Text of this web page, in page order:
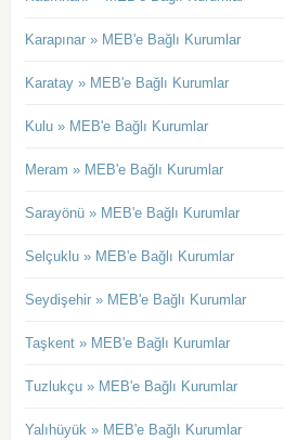
Karapınar » MEB'e Bağlı Kurumlar
Karatay » MEB'e Bağlı Kurumlar
Kulu » MEB'e Bağlı Kurumlar
Meram » MEB'e Bağlı Kurumlar
Sarayönü » MEB'e Bağlı Kurumlar
Selçuklu » MEB'e Bağlı Kurumlar
Seydişehir » MEB'e Bağlı Kurumlar
Taşkent » MEB'e Bağlı Kurumlar
Tuzlukçu » MEB'e Bağlı Kurumlar
Yalıhüyük » MEB'e Bağlı Kurumlar